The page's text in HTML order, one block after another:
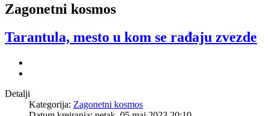
Zagonetni kosmos
Tarantula, mesto u kom se rađaju zvezde
Detalji
Kategorija: Zagonetni kosmos